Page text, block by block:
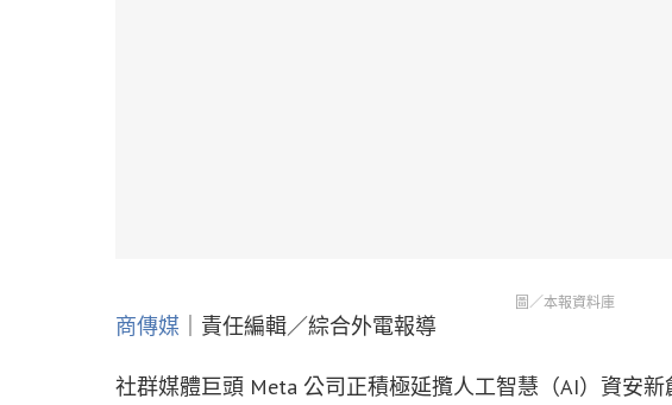
圖／本報資料庫
商傳媒 ｜責任編輯／綜合外電報導
社群媒體巨頭 Meta 公司正積極延攬人工智慧（AI）資安